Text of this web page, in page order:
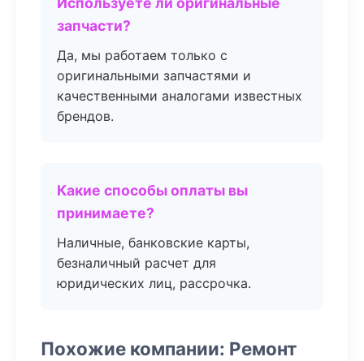
запчасти?
Да, мы работаем только с
оригинальными запчастями и
качественными аналогами известных
брендов.
Какие способы оплаты вы
принимаете?
Наличные, банковские карты,
безналичный расчет для
юридических лиц, рассрочка.
Похожие компании: Ремонт